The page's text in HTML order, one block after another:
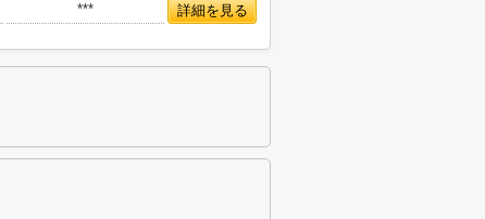
*** 詳細を見る